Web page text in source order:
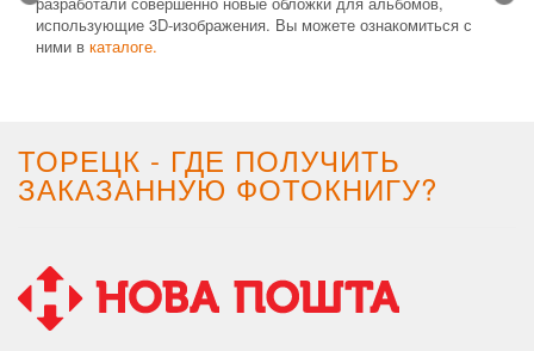
использующие 3D-изображения. Вы можете ознакомиться с
ними в каталоге.
ТОРЕЦК - ГДЕ ПОЛУЧИТЬ
ЗАКАЗАННУЮ ФОТОКНИГУ?